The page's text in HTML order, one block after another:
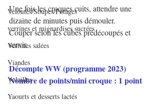
Veloutés/Soupes/Potages
verrines et mignardises sucrées
Verrines salées
Viandes
Volailles
Yaourts et desserts lactés
Une fois les croques cuits, attendre une
dizaine de minutes puis démouler.
Couper selon les cubes prédécoupés et
servir.
Décompte WW (programme 2023)
Nombre de points/mini croque : 1 point